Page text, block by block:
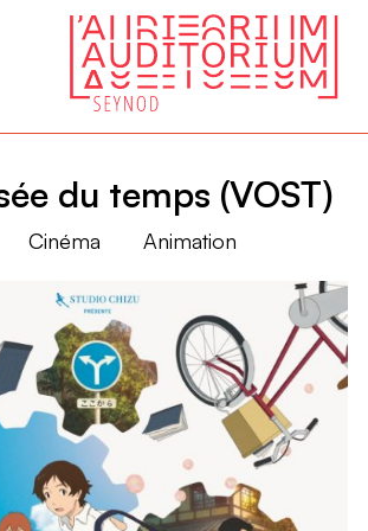
du temps (VOST)
Cinéma Animation